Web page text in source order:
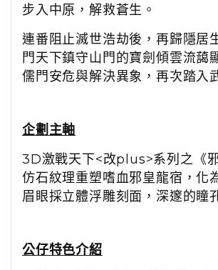
步入中原，解救蒼生。
連番阻止滅世浩劫後，再歸隱居
門天下鎮守山門的寶劍傾雲流藹
儒門安危與解決異象，再次踏入
企劃主軸
3D激戰天下<改plus>系列之《
仿石紋理重塑嗜血邪皇龍宿，化
眉眼採立體浮雕刻面，深邃的瞳
公仔特色介紹